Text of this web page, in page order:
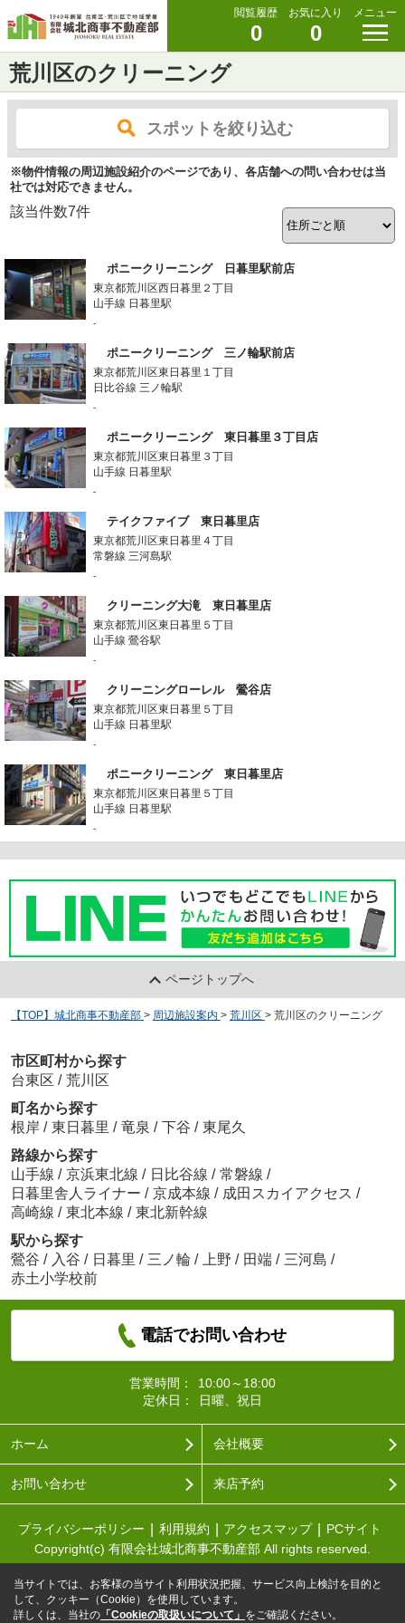
閲覧履歴
0
お気に入り
0
メニュー
荒川区のクリーニング
スポットを絞り込む
※物件情報の周辺施設紹介のページであり、各店舗への問い合わせは当
社では対応できません。
該当件数7件
ポニークリーニング 日暮里駅前店
東京都荒川区西日暮里２丁目
山手線 日暮里駅
-
ポニークリーニング 三ノ輪駅前店
東京都荒川区東日暮里１丁目
日比谷線 三ノ輪駅
-
ポニークリーニング 東日暮里３丁目店
東京都荒川区東日暮里３丁目
山手線 日暮里駅
-
テイクファイブ 東日暮里店
東京都荒川区東日暮里４丁目
常磐線 三河島駅
-
クリーニング大滝 東日暮里店
東京都荒川区東日暮里５丁目
山手線 鶯谷駅
-
クリーニングローレル 鶯谷店
東京都荒川区東日暮里５丁目
山手線 日暮里駅
-
ポニークリーニング 東日暮里店
東京都荒川区東日暮里５丁目
山手線 日暮里駅
-
ページトップへ
【TOP】城北商事不動産部 > 周辺施設案内 > 荒川区 > 荒川区のクリーニング
市区町村から探す
台東区 / 荒川区
町名から探す
根岸 / 東日暮里 / 竜泉 / 下谷 / 東尾久
路線から探す
山手線 / 京浜東北線 / 日比谷線 / 常磐線 /
日暮里舎人ライナー / 京成本線 / 成田スカイアクセス /
高崎線 / 東北本線 / 東北新幹線
駅から探す
鶯谷 / 入谷 / 日暮里 / 三ノ輪 / 上野 / 田端 / 三河島 /
赤土小学校前
電話でお問い合わせ
営業時間：
10:00～18:00
定休日：
日曜、祝日
ホーム 会社概要
お問い合わせ 来店予約
プライバシーポリシー 利用規約 アクセスマップ
PCサイト
Copyright(c) 有限会社城北商事不動産部 All rights reserved.
当サイトでは、お客様の当サイト利用状況把握、サービス向上検討を目的と
して、クッキー（Cookie）を使用しています。
詳しくは、当社の 「Cookieの取扱いについて」 をご確認ください。